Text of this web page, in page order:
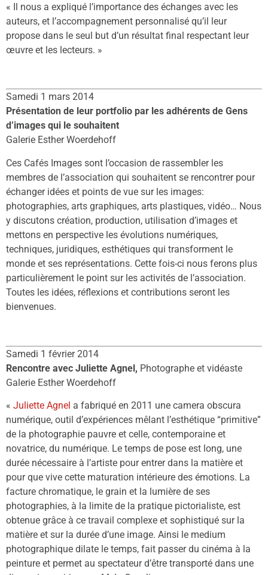
« Il nous a expliqué l’importance des échanges avec les
auteurs, et l’accompagnement personnalisé qu’il leur
propose dans le seul but d’un résultat final respectant leur
œuvre et les lecteurs. »
Samedi 1 mars 2014
Présentation de leur portfolio par les adhérents de Gens
d’images qui le souhaitent
Galerie Esther Woerdehoff
Ces Cafés Images sont l’occasion de rassembler les
membres de l’association qui souhaitent se rencontrer pour
échanger idées et points de vue sur les images:
photographies, arts graphiques, arts plastiques, vidéo… Nous
y discutons création, production, utilisation d’images et
mettons en perspective les évolutions numériques,
techniques, juridiques, esthétiques qui transforment le
monde et ses représentations. Cette fois-ci nous ferons plus
particulièrement le point sur les activités de l’association.
Toutes les idées, réflexions et contributions seront les
bienvenues.
Samedi 1 février 2014
Rencontre avec Juliette Agnel, Photographe et vidéaste
Galerie Esther Woerdehoff
« Juliette Agnel a fabriqué en 2011 une camera obscura
numérique, outil d’expériences mêlant l’esthétique “primitive”
de la photographie pauvre et celle, contemporaine et
novatrice, du numérique. Le temps de pose est long, une
durée nécessaire à l’artiste pour entrer dans la matière et
pour que vive cette maturation intérieure des émotions. La
facture chromatique, le grain et la lumière de ses
photographies, à la limite de la pratique pictorialiste, est
obtenue grâce à ce travail complexe et sophistiqué sur la
matière et sur la durée d’une image. Ainsi le medium
photographique dilate le temps, fait passer du cinéma à la
peinture et permet au spectateur d’être transporté dans une